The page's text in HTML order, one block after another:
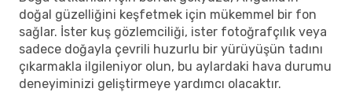
doğal güzelliğini keşfetmek için mükemmel bir fon
sağlar. İster kuş gözlemciliği, ister fotoğrafçılık veya
sadece doğayla çevrili huzurlu bir yürüyüşün tadını
çıkarmakla ilgileniyor olun, bu aylardaki hava durumu
deneyiminizi geliştirmeye yardımcı olacaktır.